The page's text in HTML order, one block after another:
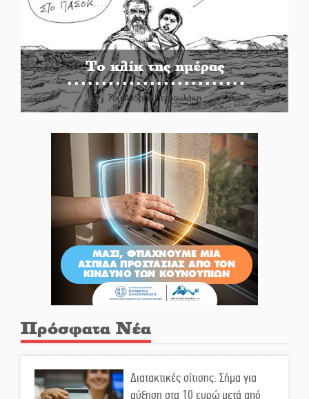
Το κλίκ της ημέρας
Του Ανδρέα Πετρουλάκη
Πρόσφατα Νέα
Διατακτικές σίτισης: Σήμα για
αύξηση στα 10 ευρώ μετά από